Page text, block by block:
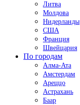
Литва
Молдова
Нидерланды
США
Франция
Швейцария
По городам
Алма-Ата
Амстердам
Ареццо
Астрахань
Баар